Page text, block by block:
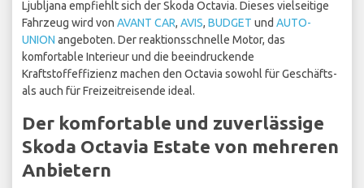
Ljubljana empfiehlt sich der Skoda Octavia. Dieses vielseitige
Fahrzeug wird von AVANT CAR, AVIS, BUDGET und AUTO-
UNION angeboten. Der reaktionsschnelle Motor, das
komfortable Interieur und die beeindruckende
Kraftstoffeffizienz machen den Octavia sowohl für Geschäfts-
als auch für Freizeitreisende ideal.
Der komfortable und zuverlässige
Skoda Octavia Estate von mehreren
Anbietern